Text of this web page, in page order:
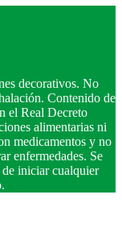
decorativos. No
Contenido de
el Real Decreto
alimentarias ni
medicamentos y no
enfermedades. Se
iniciar cualquier